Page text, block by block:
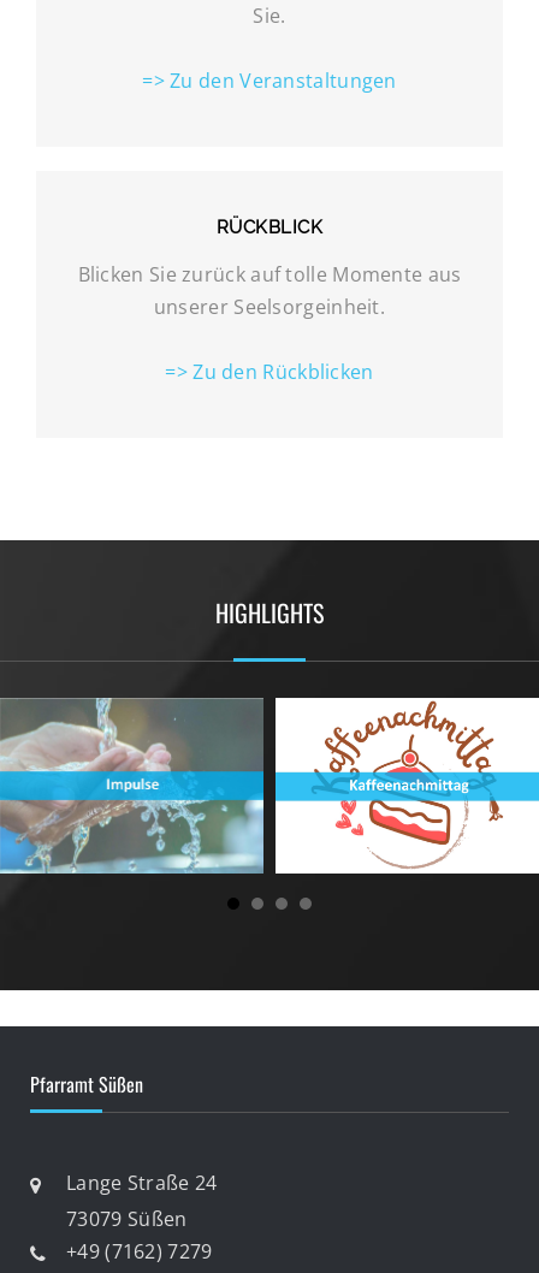
Sie.
=> Zu den Veranstaltungen
RÜCKBLICK
Blicken Sie zurück auf tolle Momente aus
unserer Seelsorgeinheit.
=> Zu den Rückblicken
HIGHLIGHTS
Pfarramt Süßen
Lange Straße 24
73079 Süßen
+49 (7162) 7279